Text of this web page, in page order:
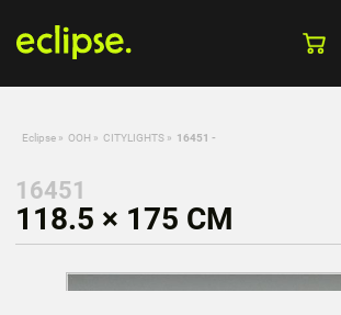
Eclipse » OOH » CITYLIGHTS » 16451 -
16451
118.5 × 175 CM